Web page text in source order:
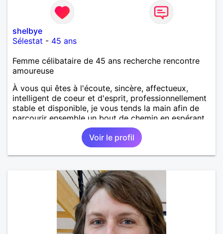
shelbye
Sélestat - 45 ans
Femme célibataire de 45 ans recherche rencontre
amoureuse
À vous qui êtes à l'écoute, sincère, affectueux,
intelligent de coeur et d'esprit, professionnellement
stable et disponible, je vous tends la main afin de
parcourir ensemble un bout de chemin en espérant
que la route soit longue.
Voir le profil